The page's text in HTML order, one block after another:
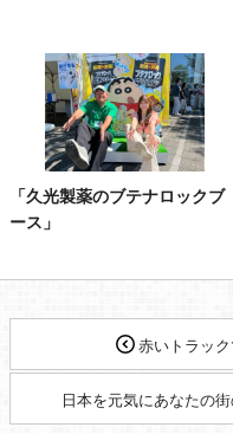
「久光製薬のブテナロックブ
ース」
赤いトラック
日本を元気にあなたの